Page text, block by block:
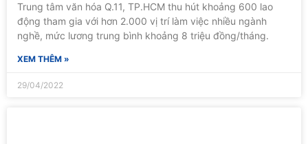
Trung tâm văn hóa Q.11, TP.HCM thu hút khoảng 600 lao
động tham gia với hơn 2.000 vị trí làm việc nhiều ngành
nghề, mức lương trung bình khoảng 8 triệu đồng/tháng.
XEM THÊM »
29/04/2022